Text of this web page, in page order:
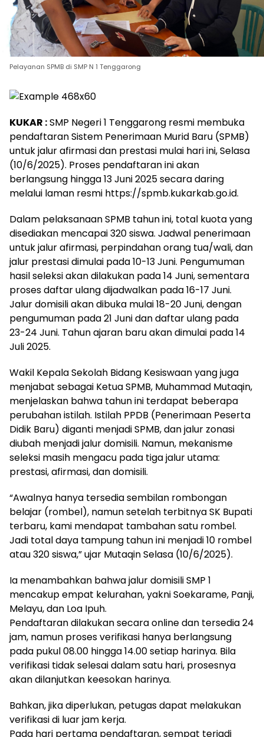
Pelayanan SPMB di SMP N 1 Tenggarong
KUKAR :SMP Negeri 1 Tenggarong resmi membuka
pendaftaran Sistem Penerimaan Murid Baru (SPMB)
untuk jalur afirmasi dan prestasi mulai hari ini, Selasa
(10/6/2025). Proses pendaftaran ini akan
berlangsung hingga 13 Juni 2025 secara daring
melalui laman resmi https://spmb.kukarkab.go.id.
Dalam pelaksanaan SPMB tahun ini, total kuota yang
disediakan mencapai 320 siswa. Jadwal penerimaan
untuk jalur afirmasi, perpindahan orang tua/wali, dan
jalur prestasi dimulai pada 10-13 Juni. Pengumuman
hasil seleksi akan dilakukan pada 14 Juni, sementara
proses daftar ulang dijadwalkan pada 16-17 Juni.
Jalur domisili akan dibuka mulai 18-20 Juni, dengan
pengumuman pada 21 Juni dan daftar ulang pada
23-24 Juni. Tahun ajaran baru akan dimulai pada 14
Juli 2025.
Wakil Kepala Sekolah Bidang Kesiswaan yang juga
menjabat sebagai Ketua SPMB, Muhammad Mutaqin,
menjelaskan bahwa tahun ini terdapat beberapa
perubahan istilah. Istilah PPDB (Penerimaan Peserta
Didik Baru) diganti menjadi SPMB, dan jalur zonasi
diubah menjadi jalur domisili. Namun, mekanisme
seleksi masih mengacu pada tiga jalur utama:
prestasi, afirmasi, dan domisili.
“Awalnya hanya tersedia sembilan rombongan
belajar (rombel), namun setelah terbitnya SK Bupati
terbaru, kami mendapat tambahan satu rombel.
Jadi total daya tampung tahun ini menjadi 10 rombel
atau 320 siswa,” ujar Mutaqin Selasa (10/6/2025).
Ia menambahkan bahwa jalur domisili SMP 1
mencakup empat kelurahan, yakni Soekarame, Panji,
Melayu, dan Loa Ipuh.
Pendaftaran dilakukan secara online dan tersedia 24
jam, namun proses verifikasi hanya berlangsung
pada pukul 08.00 hingga 14.00 setiap harinya. Bila
verifikasi tidak selesai dalam satu hari, prosesnya
akan dilanjutkan keesokan harinya.
Bahkan, jika diperlukan, petugas dapat melakukan
verifikasi di luar jam kerja.
Pada hari pertama pendaftaran, sempat terjadi